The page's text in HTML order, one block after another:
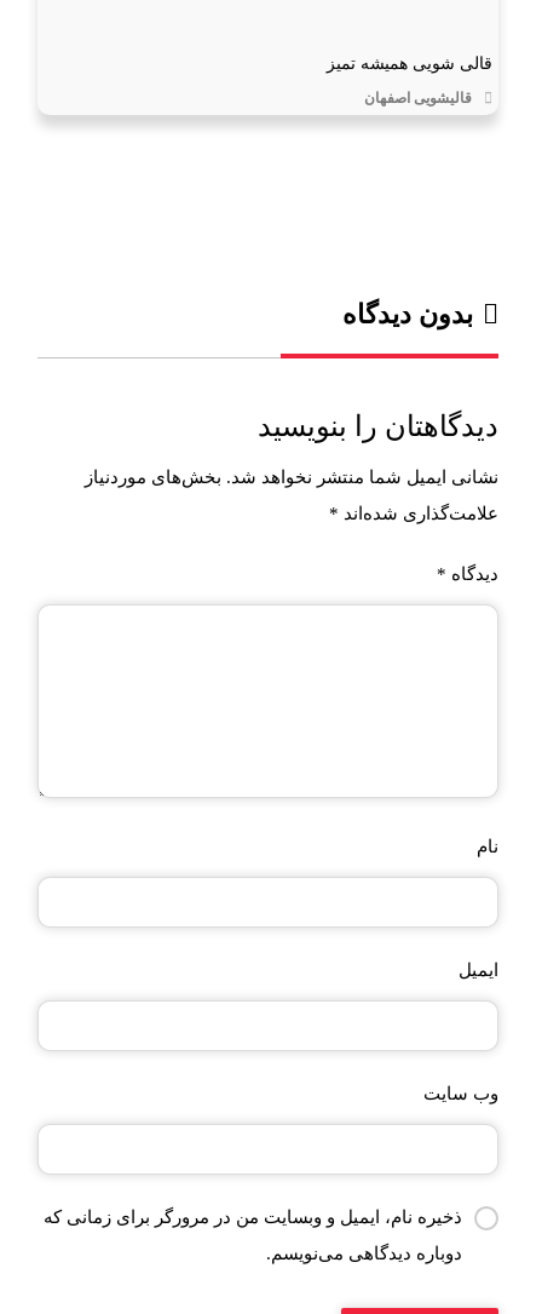
قالی شویی همیشه تمیز
قالیشویی اصفهان
بدون دیدگاه
دیدگاهتان را بنویسید
نشانی ایمیل شما منتشر نخواهد شد. بخش‌های موردنیاز
علامت‌گذاری شده‌اند *
دیدگاه *
نام
ایمیل
وب‌ سایت
ذخیره نام، ایمیل و وبسایت من در مرورگر برای زمانی که
دوباره دیدگاهی می‌نویسم.